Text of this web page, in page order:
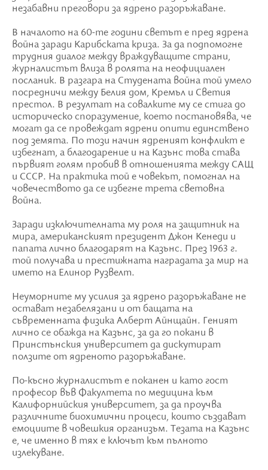
незабавни преговори за ядрено разоръжаване.
В началото на 60-те години светът е пред ядрена
война заради Карибската криза. За да подпомогне
трудния диалог между враждуващите страни,
журналистът влиза в ролята на неофициален
посланик. В разгара на Студената война той умело
посредничи между Белия дом, Кремъл и Светия
престол. В резултат на совалките му се стига до
историческо споразумение, което постановява, че
могат да се провеждат ядрени опити единствено
под земята. По този начин ядреният конфликт е
избегнат, а благодарение и на Казънс това става
първият голям пробив в отношенията между САЩ
и СССР. На практика той е човекът, помогнал на
човечеството да се избегне трета световна
война.
Заради изключителната му роля на защитник на
мира, американският президент Джон Кенеди и
папата лично благодарят на Казънс. През 1963 г.
той получава и престижната наградата за мир на
името на Елинор Рузвелт.
Неуморните му усилия за ядрено разоръжаване не
остават незабелязани и от бащата на
съвременната физика Алберт Айнщайн. Геният
лично се обажда на Казънс, за да го покани в
Принстънския университет да дискутират
ползите от ядреното разоръжаване.
По-късно журналистът е поканен и като гост
професор във Факултета по медицина към
Калифорнийския университет, за да проучва
различните биохимични процеси, които създават
емоциите в човешкия организъм. Тезата на Казънс
е, че именно в тях е ключът към пълното
излекуване.